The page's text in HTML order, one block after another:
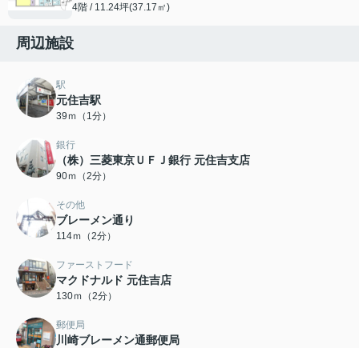
4階 / 11.24坪(37.17㎡)
周辺施設
駅
元住吉駅
39ｍ（1分）
銀行
（株）三菱東京ＵＦＪ銀行 元住吉支店
90ｍ（2分）
その他
ブレーメン通り
114ｍ（2分）
ファーストフード
マクドナルド 元住吉店
130ｍ（2分）
郵便局
川崎ブレーメン通郵便局